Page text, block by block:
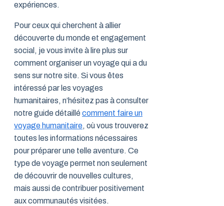
expériences.
Pour ceux qui cherchent à allier
découverte du monde et engagement
social, je vous invite à lire plus sur
comment organiser un voyage qui a du
sens sur notre site. Si vous êtes
intéressé par les voyages
humanitaires, n’hésitez pas à consulter
notre guide détaillécomment faire un
voyage humanitaire, où vous trouverez
toutes les informations nécessaires
pour préparer une telle aventure. Ce
type de voyage permet non seulement
de découvrir de nouvelles cultures,
mais aussi de contribuer positivement
aux communautés visitées.